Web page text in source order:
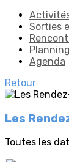
Sorties
Agenda
Retour
Les
Toutes les